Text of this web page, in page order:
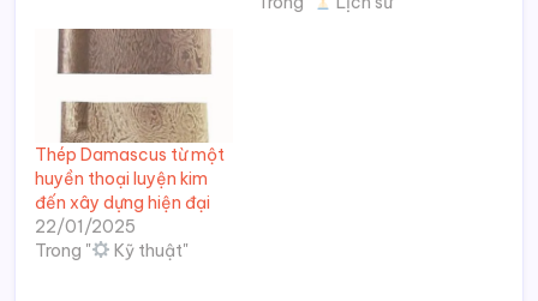
Thép Damascus từ một
huyền thoại luyện kim
đến xây dựng hiện đại
22/01/2025
Trong "
Kỹ thuật"